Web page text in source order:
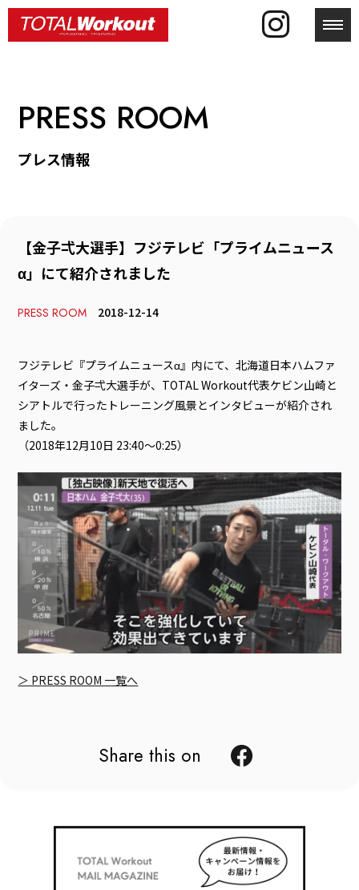
PRESS ROOM
プレス情報
【金子弌大選手】フジテレビ「プライムニュース
α」にて紹介されました
PRESS ROOM 2018-12-14
フジテレビ『プライムニュースα』内にて、北海道日本ハムファ
イターズ・金子弌大選手が、TOTAL Workout代表ケビン山崎と
シアトルで行ったトレーニング風景とインタビューが紹介され
ました。
（2018年12月10日 23:40～0:25）
＞ PRESS ROOM 一覧へ
Share this on